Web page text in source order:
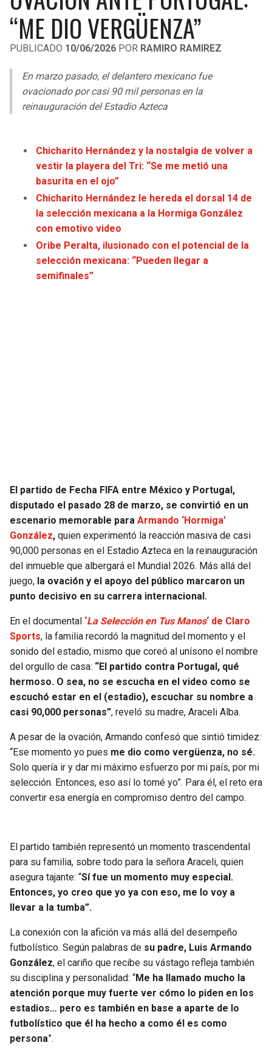
LIGA DE EXPANSIÓN MX
LEAGUES CUP
UEFA EUROPA LEAGUE
UEFA CONFERENCE LEAGUE
COPA LIBERTADORES
COPA SUDAMERICANA
OTRAS LIGAS
RAIDERS
RAVENS
BROWNS
TEXANS
COLTS
RAMS
49ERS
SEAHAWKS
BEARS
PACKERS
VIKINGS
PANTHERS
SAINTS
CAVALIERS
PACERS
HAWKS
HEAT
MAGIC
ROCKETS
GRIZZLIES
PELICANS
SPURS
TIMBERWOLVES
THUNDER
JAZZ
“ME DIO VERGÜENZA”
PUBLICADO 10/06/2026 POR RAMIRO RAMIREZ
En marzo pasado, el delantero mexicano fue
ovacionado por casi 90 mil personas en la
reinauguración del Estadio Azteca
Chicharito Hernández y la nostalgia de volver a
vestir la playera del Tri: “Se me metió una
basurita en el ojo”
Chicharito Hernández le hereda el dorsal 14 de
la selección mexicana a la Hormiga González
con emotivo video
Oribe Peralta, ilusionado con el potencial de la
selección mexicana: “Pueden llegar a
semifinales”
El partido de Fecha FIFA entre México y Portugal,
disputado el pasado 28 de marzo, se convirtió en un
escenario memorable para Armando ‘Hormiga’
González, quien experimentó la reacción masiva de casi
90,000 personas en el Estadio Azteca en la reinauguración
del inmueble que albergará el Mundial 2026. Más allá del
juego, la ovación y el apoyo del público marcaron un
punto decisivo en su carrera internacional.
En el documental ‘La Selección en Tus Manos‘ de Claro
Sports, la familia recordó la magnitud del momento y el
sonido del estadio, mismo que coreó al unísono el nombre
del orgullo de casa: “El partido contra Portugal, qué
hermoso. O sea, no se escucha en el video como se
escuchó estar en el (estadio), escuchar su nombre a
casi 90,000 personas”, reveló su madre, Araceli Alba.
A pesar de la ovación, Armando confesó que sintió timidez:
“Ese momento yo pues me dio como vergüenza, no sé.
Solo quería ir y dar mi máximo esfuerzo por mi país, por mi
selección. Entonces, eso así lo tomé yo”. Para él, el reto era
convertir esa energía en compromiso dentro del campo.
El partido también representó un momento trascendental
para su familia, sobre todo para la señora Araceli, quien
asegura tajante: “Sí fue un momento muy especial.
Entonces, yo creo que yo ya con eso, me lo voy a
llevar a la tumba”.
La conexión con la afición va más allá del desempeño
futbolístico. Según palabras de su padre, Luis Armando
González, el cariño que recibe su vástago refleja también
su disciplina y personalidad: “Me ha llamado mucho la
atención porque muy fuerte ver cómo lo piden en los
estadios… pero es también en base a aparte de lo
futbolístico que él ha hecho a como él es como
persona”.